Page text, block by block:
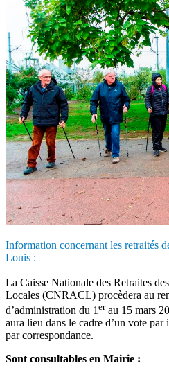
Information concernant les retraités
Louis :
La Caisse Nationale des Retraites
Locales (CNRACL) procèdera au
d’administration du 1 erau 15 mars
aura lieu dans le cadre d’un vote par
par correspondance.
Sont consultables en Mairie :